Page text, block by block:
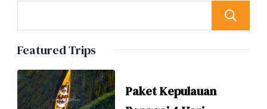
Featured Trips
Paket Kepulauan